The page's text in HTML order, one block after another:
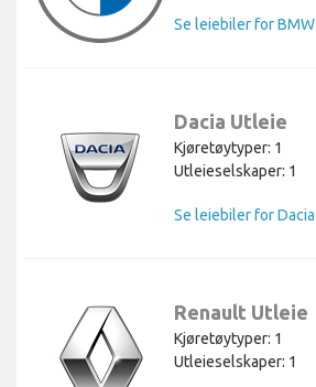
Se leiebiler for BMW
Dacia Utleie
Kjøretøytyper: 1
Utleieselskaper: 1
Se leiebiler for Dacia
Renault Utleie
Kjøretøytyper: 1
Utleieselskaper: 1